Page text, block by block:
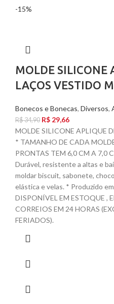
-15%
MOLDE SILICONE
LAÇOS VESTIDO
Bonecos e Bonecas, Diversos,
R$34,90 R$ 29,66
MOLDE SILICONE APLIQUE
* TAMANHO DE CADA
PRONTAS TEM 6,0 CM A 7,0
Durável, resistente a altas e
moldar biscuit, sabonete,
elástica e velas. * Produzido
DISPONÍVEL EM ESTOQUE ,
CORREIOS EM 24 HORAS
FERIADOS).